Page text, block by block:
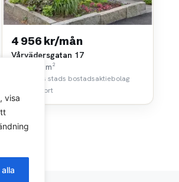
visa
4 956 kr/mån
Vårvädersgatan 17
1 rok • 25 m²
Göteborgs stads bostadsaktiebolag
~7,5 km bort